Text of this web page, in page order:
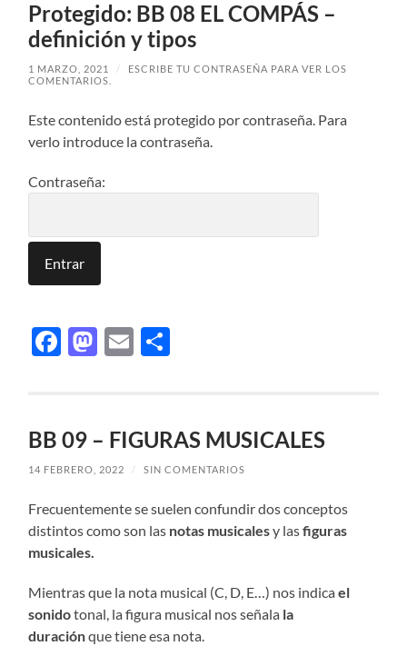
Protegido: BB 08 EL COMPÁS –
definición y tipos
1 MARZO, 2021 /
ESCRIBE TU CONTRASEÑA PARA VER LOS
COMENTARIOS.
Este contenido está protegido por contraseña. Para
verlo introduce la contraseña.
Contraseña:
Facebook
Mastodon
Email
BB 09 – FIGURAS MUSICALES
14 FEBRERO, 2022 / SIN COMENTARIOS
Frecuentemente se suelen confundir dos conceptos
distintos como son las notas musicalesy lasfiguras
musicales.
Mientras que la nota musical (C, D, E…) nos indicael
sonidotonal, la figura musical nos señala la
duraciónque tiene esa nota.